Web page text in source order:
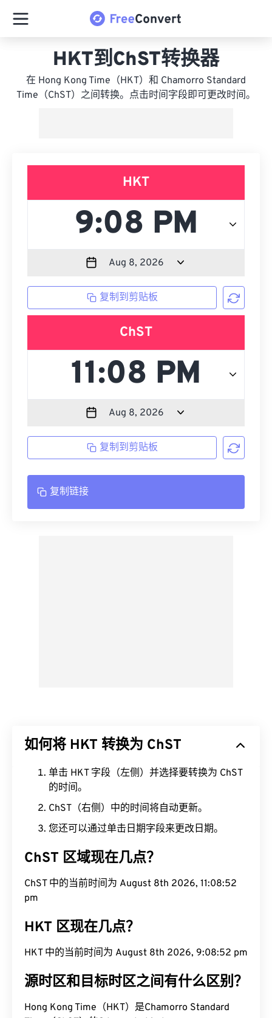
HKT到ChST转换器
在 Hong Kong Time（HKT）和 Chamorro Standard
Time（ChST）之间转换。点击时间字段即可更改时间。
HKT
复制到剪贴板
ChST
复制到剪贴板
复制链接
如何将 HKT 转换为 ChST
单击 HKT 字段（左侧）并选择要转换为 ChST
的时间。
ChST（右侧）中的时间将自动更新。
您还可以通过单击日期字段来更改日期。
ChST 区域现在几点？
ChST 中的当前时间为 August 8th 2026, 11:08:53
pm
HKT 区现在几点？
HKT 中的当前时间为 August 8th 2026, 9:08:53 pm
源时区和目标时区之间有什么区别？
Hong Kong Time（HKT）是Chamorro Standard